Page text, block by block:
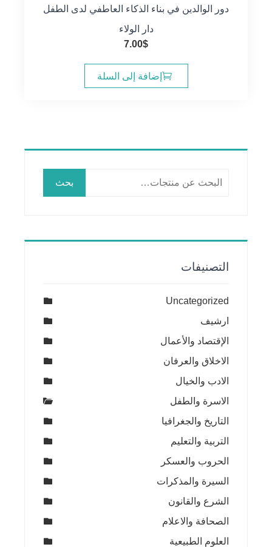
دور الوالدين في بناء الذكاء العاطفي لدى الطفل
دار الولاء
7.00$
إضافة إلى السلة
بحث
التصنيفات
Uncategorized
ارشيف
الإقتصاد والأعمال
الاخلاق والعرفان
الادب والخيال
الاسرة والطفل
التاريخ والجغرافيا
التربية والتعليم
الحروب والعسكر
السيرة والمذكرات
الشرع والقانون
الصحافة والاعلام
العلوم الطبيعية